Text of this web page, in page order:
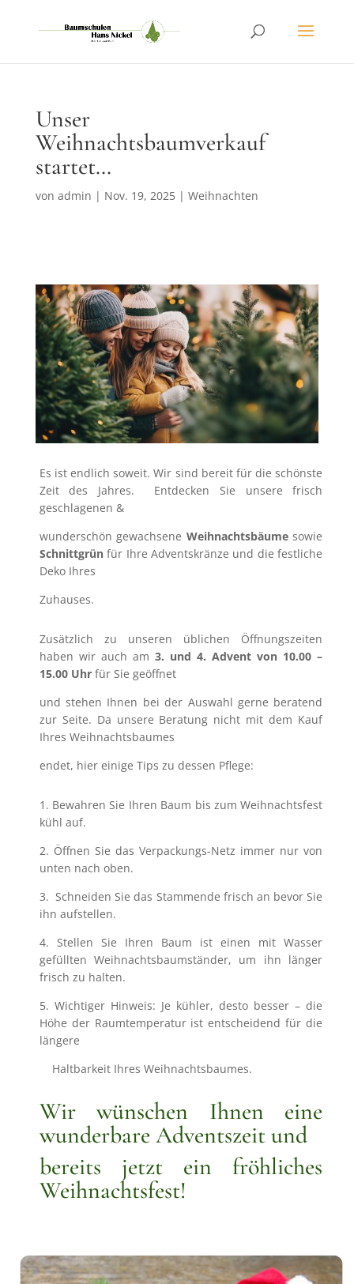
Unser
Weihnachtsbaumverkauf
startet…
von admin | Nov. 19, 2025| Weihnachten
Es ist endlich soweit. Wir sind bereit für die schönste
Zeit des Jahres. Entdecken Sie unsere frisch
geschlagenen &
wunderschön gewachsene Weihnachtsbäumesowie
Schnittgrünfür Ihre Adventskränze und die festliche
Deko Ihres
Zuhauses.
Zusätzlich zu unseren üblichen Öffnungszeiten
haben wir auch am 3. und 4. Advent von 10.00 –
15.00 Uhrfür Sie geöffnet
und stehen Ihnen bei der Auswahl gerne beratend
zur Seite. Da unsere Beratung nicht mit dem Kauf
Ihres Weihnachtsbaumes
endet, hier einige Tips zu dessen Pflege:
1. Bewahren Sie Ihren Baum bis zum Weihnachtsfest
kühl auf.
2. Öffnen Sie das Verpackungs-Netz immer nur von
unten nach oben.
3. Schneiden Sie das Stammende frisch an bevor Sie
ihn aufstellen.
4. Stellen Sie Ihren Baum ist einen mit Wasser
gefüllten Weihnachtsbaumständer, um ihn länger
frisch zu halten.
5. Wichtiger Hinweis: Je kühler, desto besser – die
Höhe der Raumtemperatur ist entscheidend für die
längere
Haltbarkeit Ihres Weihnachtsbaumes.
Wir wünschen Ihnen eine
wunderbare Adventszeit und
bereits jetzt ein fröhliches
Weihnachtsfest!